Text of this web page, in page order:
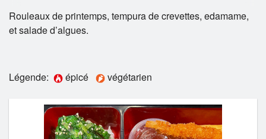
Français
Panier (0)
Rouleaux de printemps, tempura de crevettes, edamame,
et salade d’algues.
Légende: épicé végétarien